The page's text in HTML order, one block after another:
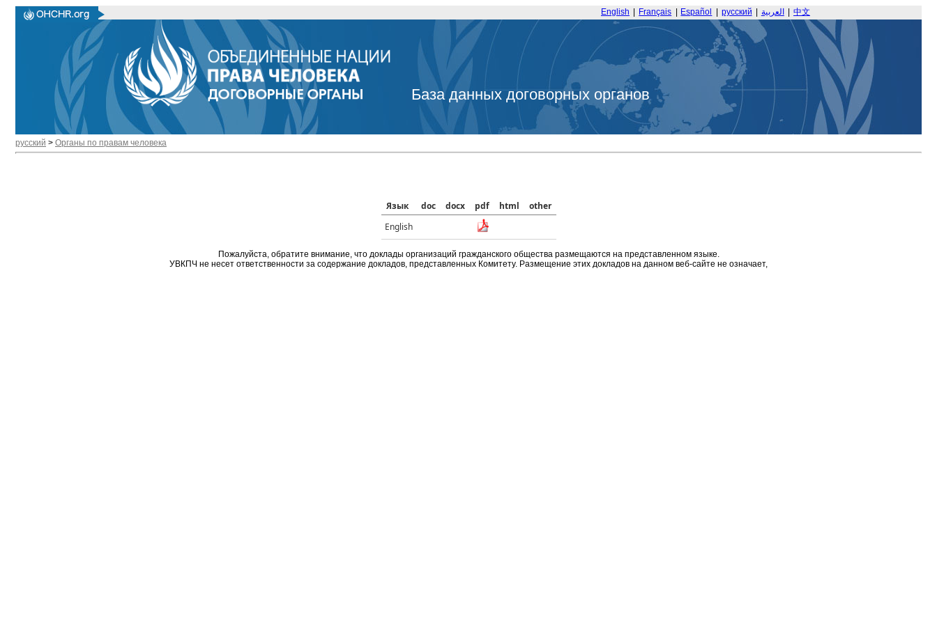
English Français Español русский العربية 中文
База данных договорных органов
русский > Органы по правам человека
Язык doc docx pdf html
other
English
Пожалуйста, обратите внимание, что доклады организаций гражданского общества размещаются на представленном языке.
УВКПЧ не несет ответственности за содержание докладов, представленных Комитету. Размещение этих докладов на данном веб-сайте не означает,